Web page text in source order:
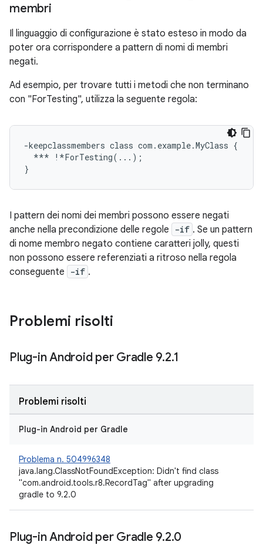
membri
Il linguaggio di configurazione è stato esteso in modo da
poter ora corrispondere a pattern di nomi di membri
negati.
Ad esempio, per trovare tutti i metodi che non terminano
con "ForTesting", utilizza la seguente regola:
-keepclassmembers class com.example.MyClass {
  *** !*ForTesting(...);
I pattern dei nomi dei membri possono essere negati
anche nella precondizione delle regole
-if . Se un pattern
di nome membro negato contiene caratteri jolly, questi
non possono essere referenziati a ritroso nella regola
conseguente
-if .
Problemi risolti
Plug-in Android per Gradle 9.2.1
Problemi risolti
Plug-in Android per Gradle
Problema n. 504996348
java.lang.ClassNotFoundException: Didn't find class
"com.android.tools.r8.RecordTag" after upgrading
gradle to 9.2.0
Plug-in Android per Gradle 9.2.0